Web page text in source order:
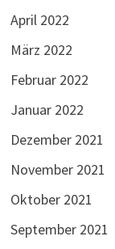
April 2022
März 2022
Februar 2022
Januar 2022
Dezember 2021
November 2021
Oktober 2021
September 2021